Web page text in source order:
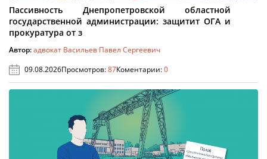
Пассивность Днепропетровской областной
государственной администрации: защитит ОГА и
прокуратура от з
Автор:адвокат Васильев Павел Сергеевич
09.08.2026Просмотров:87Коментарии:0